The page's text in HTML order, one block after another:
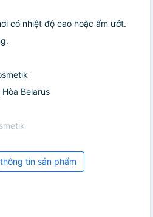
có nhiệt độ cao hoặc ẩm ướt.
Belarus
tin sản phẩm